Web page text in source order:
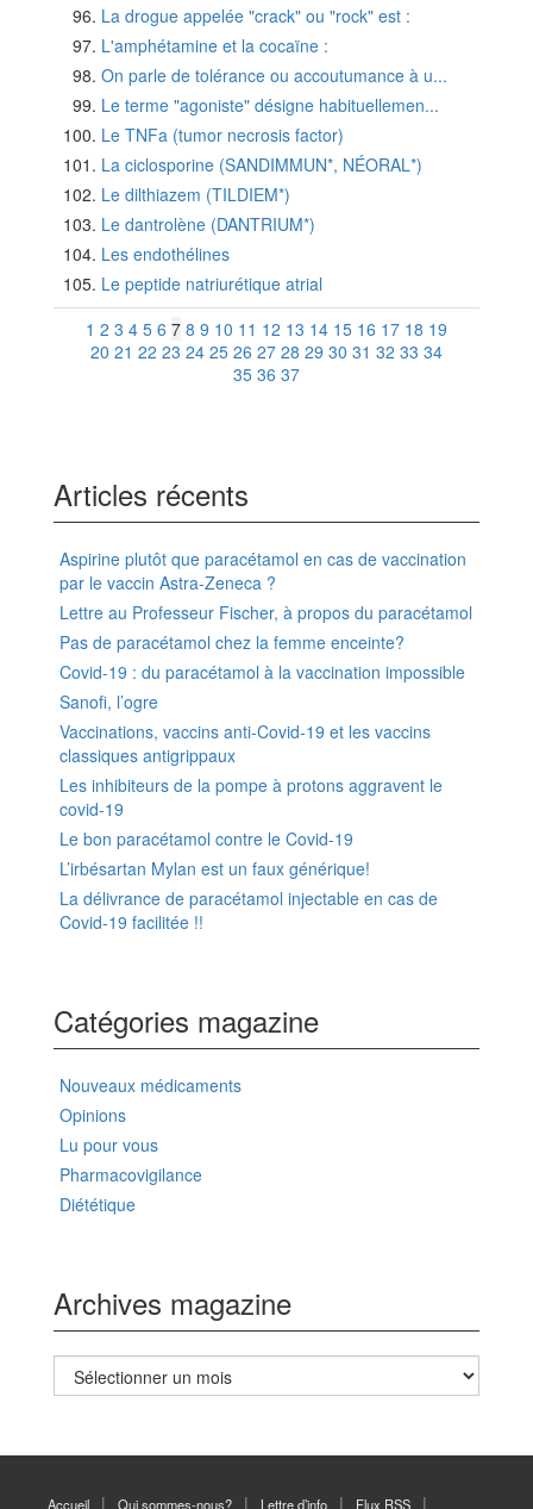
La drogue appelée "crack" ou "rock" est :
L'amphétamine et la cocaïne :
On parle de tolérance ou accoutumance à u...
Le terme "agoniste" désigne habituellemen...
Le TNFa (tumor necrosis factor)
La ciclosporine (SANDIMMUN*, NÉORAL*)
Le dilthiazem (TILDIEM*)
Le dantrolène (DANTRIUM*)
Les endothélines
Le peptide natriurétique atrial
1 2 3 4 5 6 7 8 9 10 11 12 13 14 15 16 17 18 19
20 21 22 23 24 25 26 27 28 29 30 31 32 33 34
35 36 37
Articles récents
Aspirine plutôt que paracétamol en cas de vaccination
par le vaccin Astra-Zeneca ?
Lettre au Professeur Fischer, à propos du paracétamol
Pas de paracétamol chez la femme enceinte?
Covid-19 : du paracétamol à la vaccination impossible
Sanofi, l’ogre
Vaccinations, vaccins anti-Covid-19 et les vaccins
classiques antigrippaux
Les inhibiteurs de la pompe à protons aggravent le
covid-19
Le bon paracétamol contre le Covid-19
L’irbésartan Mylan est un faux générique!
La délivrance de paracétamol injectable en cas de
Covid-19 facilitée !!
Catégories magazine
Nouveaux médicaments
Opinions
Lu pour vous
Pharmacovigilance
Diététique
Archives magazine
Archives
magazine
Accueil Qui sommes-nous? Lettre d’info Flux RSS